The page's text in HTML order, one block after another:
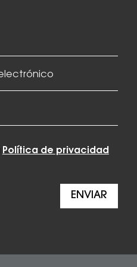
Política de privacidad
ENVIAR